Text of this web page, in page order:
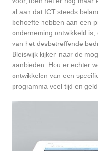
al aan dat ICT steeds
behoefte hebben aan een
onderneming ontwikkeld
van het desbetreffende
Bleiswijk kijken naar de
aanbieden. Hou er echter
ontwikkelen van een
programma veel tijd en